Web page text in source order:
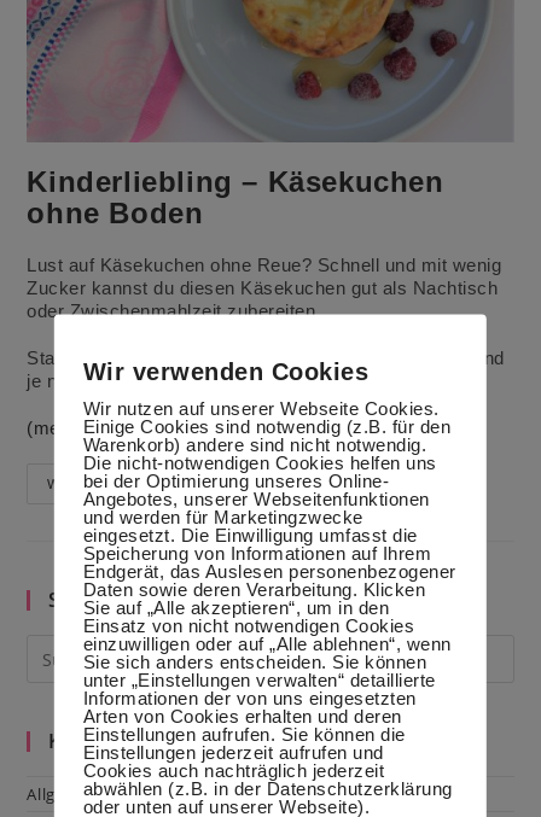
Kinderliebling – Käsekuchen
ohne Boden
Lust auf Käsekuchen ohne Reue? Schnell und mit wenig
Zucker kannst du diesen Käsekuchen gut als Nachtisch
oder Zwischenmahlzeit zubereiten.
Statt Rosinen kannst du auch frisches Obst nehmen und
je nach Sorte komplett auf Zucker verzichten.
(mehr …)
WeiterlesenKinderliebling
–
Käsekuchen
Ohne
Boden
Suche im Blog
Kategorien
Allgemein
Wir verwenden Cookies
Wir nutzen auf unserer Webseite Cookies.
Einige Cookies sind notwendig (z.B. für den
Warenkorb) andere sind nicht notwendig.
Die nicht-notwendigen Cookies helfen uns
bei der Optimierung unseres Online-
Angebotes, unserer Webseitenfunktionen
und werden für Marketingzwecke
eingesetzt. Die Einwilligung umfasst die
Speicherung von Informationen auf Ihrem
Endgerät, das Auslesen personenbezogener
Daten sowie deren Verarbeitung. Klicken
Sie auf „Alle akzeptieren“, um in den
Einsatz von nicht notwendigen Cookies
einzuwilligen oder auf „Alle ablehnen“, wenn
Sie sich anders entscheiden. Sie können
unter „Einstellungen verwalten“ detaillierte
Informationen der von uns eingesetzten
Arten von Cookies erhalten und deren
Einstellungen aufrufen. Sie können die
Einstellungen jederzeit aufrufen und
Cookies auch nachträglich jederzeit
abwählen (z.B. in der Datenschutzerklärung
oder unten auf unserer Webseite).